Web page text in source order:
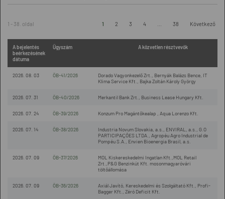
1 - 38. oldal 1 2 3 4 38 Következő
A bejelentés
beérkezésének
dátuma
Ügyszám A közvetlen résztvevők
2026. 08. 03 ÖB-41/2026
Dorado Vagyonkezelő Zrt., Bernyák Balázs Bence, IT
Klima Service Kft., Bajka Zoltán Károly György
2026. 07. 31 ÖB-40/2026 Merkantil Bank Zrt., Business Lease Hungary Kft.
2026. 07. 24 ÖB-39/2026 Konzum Pro Magántőkealap , Aqua Lorenzo Kft.
2026. 07. 14 ÖB-38/2026
Industria Novum Slovakia, a.s., ENVIRAL, a.s., G.O
PARTICIPAÇÕES LTDA., Agropéu Agro Industrial de
Pompéu S.A., Envien Bioenergia Brasil, a.s.
2026. 07. 09 ÖB-37/2026
MOL Kiskereskedelmi Ingatlan Kft.,MOL Retail
Zrt.,P&G Benzinkút Kft. mosonmagyaróvári
töltőállomása
2026. 07. 09 ÖB-36/2026
Axiál Javító, Kereskedelmi és Szolgáltató Kft., Profi-
Bagger Kft., Zéró Deficit Kft.